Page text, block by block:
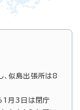
似島出張所は8
1月3日は閉庁